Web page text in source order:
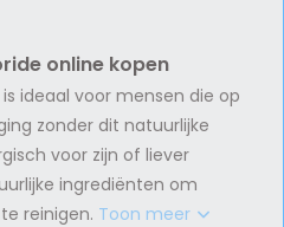
online kopen
ideaal voor mensen die op
zonder dit natuurlijke
voor zijn of liever
ingrediënten om
reinigen. Toon meer